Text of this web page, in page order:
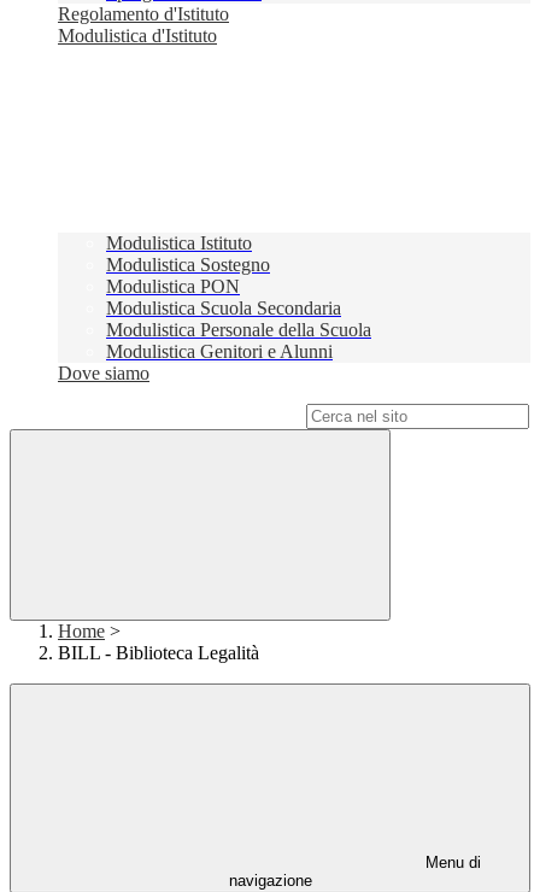
Regolamento d'Istituto
Modulistica d'Istituto
Modulistica Istituto
Modulistica Sostegno
Modulistica PON
Modulistica Scuola Secondaria
Modulistica Personale della Scuola
Modulistica Genitori e Alunni
Dove siamo
Home >
BILL - Biblioteca Legalità
Menu di
navigazione